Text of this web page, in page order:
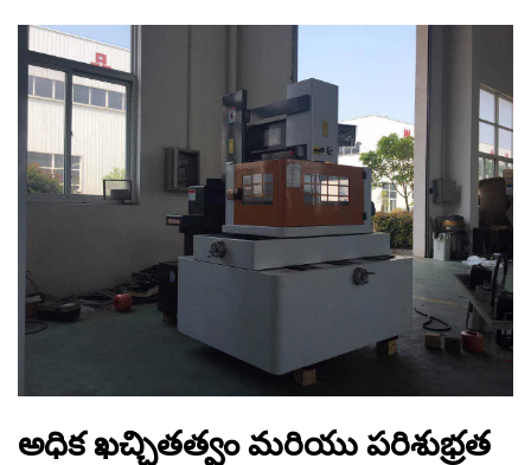
అధిక ఖచ్చితత్వం మరియు పరిశుభ్రత